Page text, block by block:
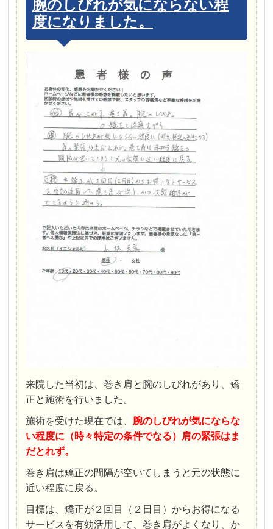
腕のしびれが気にならない程
度になりました。
来院した当初は、巻き肩と腕のしびれがあり、矯
正と施術を行いました。
施術を受けた現在では、 腕のしびれが気にならな
い程度に（時々特定の条件でなる）肩の緊張はま
だとれず。
巻き肩は矯正の間隔が空いてしまうと元の状態に
近い程度に戻る。
目標は、矯正が２回目（２日目）からお得になる
サービスを有効活用して、巻き肩がよくなり、か